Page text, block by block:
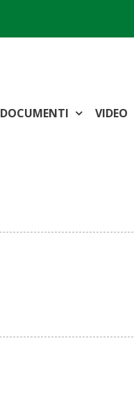
DOCUMENTI VIDEO